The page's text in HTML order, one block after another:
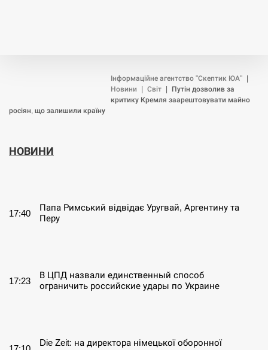
Інформаційне агентство "Скептик ЮА"
Новини
Світ
Путін дозволив за
критику Кремля заарештовувати майно
росіян, що залишили країну
НОВИНИ
17:40
Папа Римський відвідає Уругвай, Аргентину та
Перу
17:23
В ЦПД назвали единственный способ
ограничить российские удары по Украине
Die Zeit: на директора німецької оборонної